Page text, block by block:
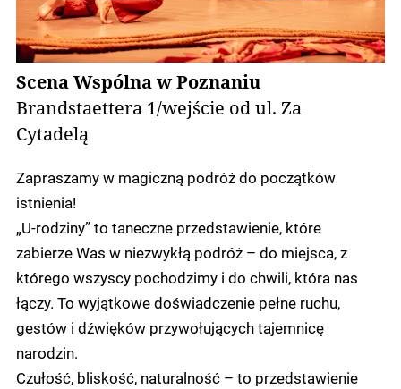
Scena Wspólna w Poznaniu
Brandstaettera 1/wejście od ul. Za
Cytadelą
Zapraszamy w magiczną podróż do początków
istnienia!
„U-rodziny” to taneczne przedstawienie, które
zabierze Was w niezwykłą podróż – do miejsca, z
którego wszyscy pochodzimy i do chwili, która nas
łączy. To wyjątkowe doświadczenie pełne ruchu,
gestów i dźwięków przywołujących tajemnicę
narodzin.
Czułość, bliskość, naturalność – to przedstawienie